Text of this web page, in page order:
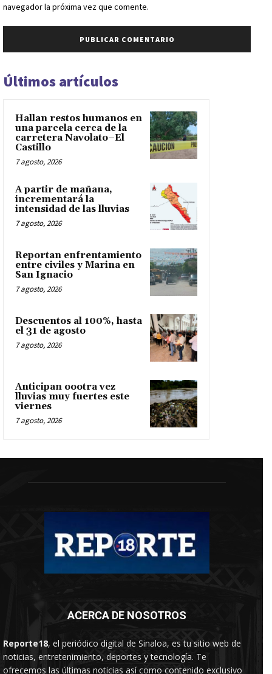
navegador la próxima vez que comente.
Últimos artículos
Hallan restos humanos en
una parcela cerca de la
carretera Navolato–El
Castillo
7 agosto, 2026
A partir de mañana,
incrementará la
intensidad de las lluvias
7 agosto, 2026
Reportan enfrentamiento
entre civiles y Marina en
San Ignacio
7 agosto, 2026
Descuentos al 100%, hasta
el 31 de agosto
7 agosto, 2026
Anticipan oootra vez
lluvias muy fuertes este
viernes
7 agosto, 2026
ACERCA DE NOSOTROS
Reporte18, el periódico digital de Sinaloa, es tu sitio web de
noticias, entretenimiento, deportes y tecnología. Te
ofrecemos las últimas noticias así como contenido exclusivo